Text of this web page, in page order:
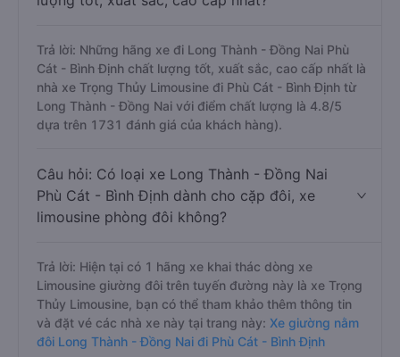
Trả lời: Những hãng xe đi Long Thành - Đồng Nai Phù
Cát - Bình Định chất lượng tốt, xuất sắc, cao cấp nhất là
nhà xe Trọng Thủy Limousine đi Phù Cát - Bình Định từ
Long Thành - Đồng Nai với điểm chất lượng là 4.8/5
dựa trên 1731 đánh giá của khách hàng).
Câu hỏi: Có loại xe Long Thành - Đồng Nai
Phù Cát - Bình Định dành cho cặp đôi, xe
limousine phòng đôi không?
Trả lời: Hiện tại có 1 hãng xe khai thác dòng xe
Limousine giường đôi trên tuyến đường này là xe Trọng
Thủy Limousine, bạn có thể tham khảo thêm thông tin
và đặt vé các nhà xe này tại trang này: Xe giường nằm
đôi Long Thành - Đồng Nai đi Phù Cát - Bình Định